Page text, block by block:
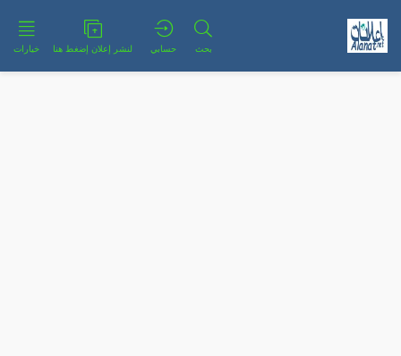
بحث حسابي لنشر إعلان إضغط هنا خيارات